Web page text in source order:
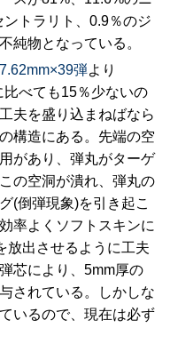
ントラリト、0.9％のジ
純物となっている。
7.62mm×39弾より
べても15％少ないの
夫を盛り込まねばなら
構造にある。先端の空
があり、弾丸がターゲ
の空洞が潰れ、弾丸の
(倒弾現象)を引き起こ
率よくソフトスキンに
放出させるように工夫
芯により、5mm厚の
されている。しかしな
いるので、現在は必ず